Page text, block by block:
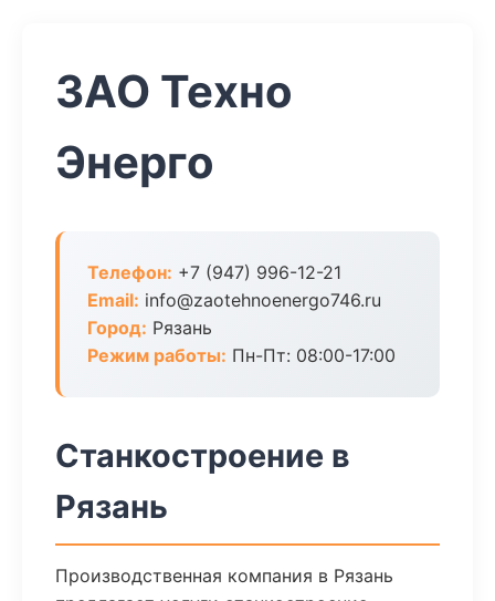
ЗАО Техно
Энерго
Телефон: +7 (947) 996-12-21
Email: info@zaotehnoenergo746.ru
Город: Рязань
Режим работы: Пн-Пт: 08:00-17:00
Станкостроение в
Рязань
Производственная компания в Рязань